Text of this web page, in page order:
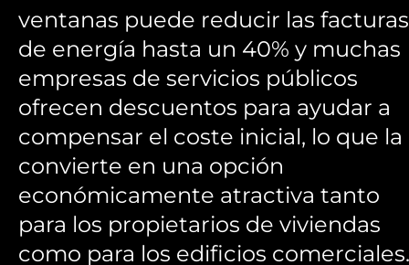
ventanas puede reducir las facturas
de energía hasta un 40% y muchas
empresas de servicios públicos
ofrecen descuentos para ayudar a
compensar el coste inicial, lo que la
convierte en una opción
económicamente atractiva tanto
para los propietarios de viviendas
como para los edificios comerciales.